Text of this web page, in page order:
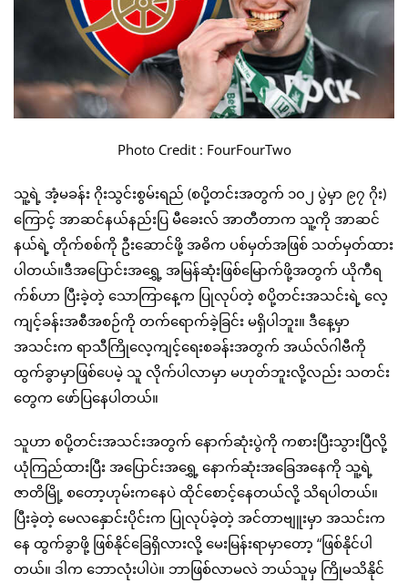
Photo Credit : FourFourTwo
သူ့ရဲ့ အံ့မခန်း ဂိုးသွင်းစွမ်းရည် (စပို့တင်းအတွက် ၁၀၂ ပွဲမှာ ၉၇ ဂိုး)
ကြောင့် အာဆင်နယ်နည်းပြ မီခေးလ် အာတီတာက သူ့ကို အာဆင်
နယ်ရဲ့ တိုက်စစ်ကို ဦးဆောင်ဖို့ အဓိက ပစ်မှတ်အဖြစ် သတ်မှတ်ထား
ပါတယ်။ဒီအပြောင်းအရွှေ့ အမြန်ဆုံးဖြစ်မြောက်ဖို့အတွက် ယိုကီရ
က်စ်ဟာ ပြီးခဲ့တဲ့ သောကြာနေ့က ပြုလုပ်တဲ့ စပို့တင်းအသင်းရဲ့ လေ့
ကျင့်ခန်းအစီအစဉ်ကို တက်ရောက်ခဲ့ခြင်း မရှိပါဘူး။ ဒီနေ့မှာ
အသင်းက ရာသီကြိုလေ့ကျင့်ရေးစခန်းအတွက် အယ်လ်ဂါဗီကို
ထွက်ခွာမှာဖြစ်ပေမဲ့ သူ လိုက်ပါလာမှာ မဟုတ်ဘူးလို့လည်း သတင်း
တွေက ဖော်ပြနေပါတယ်။
သူဟာ စပို့တင်းအသင်းအတွက် နောက်ဆုံးပွဲကို ကစားပြီးသွားပြီလို့
ယုံကြည်ထားပြီး အပြောင်းအရွှေ့ နောက်ဆုံးအခြေအနေကို သူ့ရဲ့
ဇာတိမြို့ စတော့ဟုမ်းကနေပဲ ထိုင်စောင့်နေတယ်လို့ သိရပါတယ်။
ပြီးခဲ့တဲ့ မေလနှောင်းပိုင်းက ပြုလုပ်ခဲ့တဲ့ အင်တာဗျူးမှာ အသင်းက
နေ ထွက်ခွာဖို့ ဖြစ်နိုင်ခြေရှိလားလို့ မေးမြန်းရာမှာတော့ “ဖြစ်နိုင်ပါ
တယ်။ ဒါက ဘောလုံးပါပဲ။ ဘာဖြစ်လာမလဲ ဘယ်သူမှ ကြိုမသိနိုင်